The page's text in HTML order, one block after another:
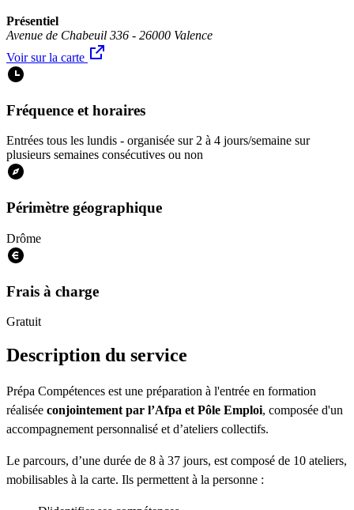
Présentiel
Avenue de Chabeuil 336 - 26000 Valence
Voir sur la carte
Fréquence et horaires
Entrées tous les lundis - organisée sur 2 à 4 jours/semaine sur
plusieurs semaines consécutives ou non
Périmètre géographique
Drôme
Frais à charge
Gratuit
Description du service
Prépa Compétences est une préparation à l'entrée en formation
réalisée conjointement par l’Afpa et Pôle Emploi, composée d'un
accompagnement personnalisé et d’ateliers collectifs.
Le parcours, d’une durée de 8 à 37 jours, est composé de 10 ateliers,
mobilisables à la carte. Ils permettent à la personne :